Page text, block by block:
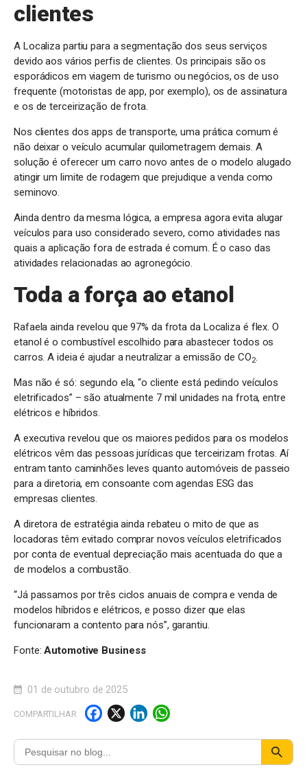
clientes
A Localiza partiu para a segmentação dos seus serviços
devido aos vários perfis de clientes. Os principais são os
esporádicos em viagem de turismo ou negócios, os de uso
frequente (motoristas de app, por exemplo), os de assinatura
e os de terceirização de frota.
Nos clientes dos apps de transporte, uma prática comum é
não deixar o veículo acumular quilometragem demais. A
solução é oferecer um carro novo antes de o modelo alugado
atingir um limite de rodagem que prejudique a venda como
seminovo.
Ainda dentro da mesma lógica, a empresa agora evita alugar
veículos para uso considerado severo, como atividades nas
quais a aplicação fora de estrada é comum. É o caso das
atividades relacionadas ao agronegócio.
Toda a força ao etanol
Rafaela ainda revelou que 97% da frota da Localiza é flex. O
etanol é o combustível escolhido para abastecer todos os
carros. A ideia é ajudar a neutralizar a emissão de CO2.
Mas não é só: segundo ela, “o cliente está pedindo veículos
eletrificados” – são atualmente 7 mil unidades na frota, entre
elétricos e híbridos.
A executiva revelou que os maiores pedidos para os modelos
elétricos vêm das pessoas jurídicas que terceirizam frotas. Aí
entram tanto caminhões leves quanto automóveis de passeio
para a diretoria, em consoante com agendas ESG das
empresas clientes.
A diretora de estratégia ainda rebateu o mito de que as
locadoras têm evitado comprar novos veículos eletrificados
por conta de eventual depreciação mais acentuada do que a
de modelos a combustão.
“Já passamos por três ciclos anuais de compra e venda de
modelos híbridos e elétricos, e posso dizer que elas
funcionaram a contento para nós”, garantiu.
Fonte:Automotive Business
01 de outubro de 2025
COMPARTILHAR
F
a
c
X Li
n
k
W
h
a